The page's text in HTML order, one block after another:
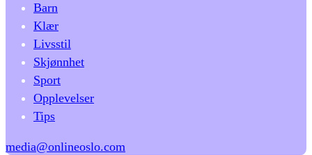
Barn
Klær
Livsstil
Skjønnhet
Sport
Opplevelser
Tips
media@onlineoslo.com